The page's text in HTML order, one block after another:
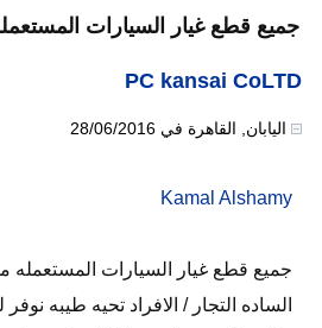
جميع قطع غيار السيارات
PC kansai CoLTD
اليابان القاهرة في 28/06/2016
Kamal Alshamy
جميع قطع غيار السيارات المستعمله
الساده التجار / الافراد تحيه طيبه